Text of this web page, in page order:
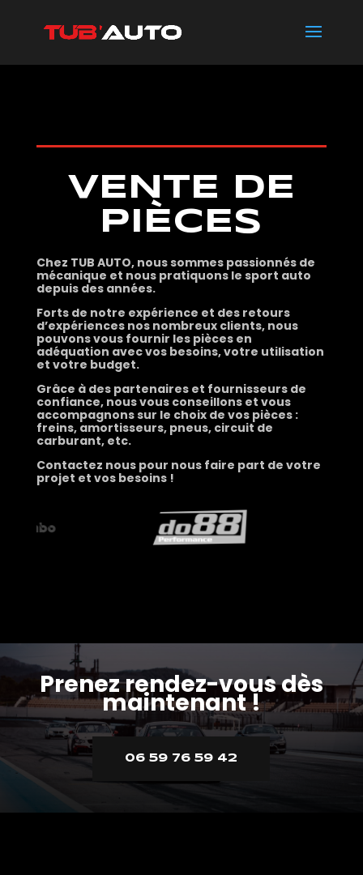
VENTE DE
PIÈCES
Chez TUB AUTO, nous sommes passionnés de
mécanique et nous pratiquons le sport auto
depuis des années.
Forts de notre expérience et des retours
d’expériences nos nombreux clients, nous
pouvons vous fournir les pièces en
adéquation avec vos besoins, votre utilisation
et votre budget.
Grâce à des partenaires et fournisseurs de
confiance, nous vous conseillons et vous
accompagnons sur le choix de vos pièces :
freins, amortisseurs, pneus, circuit de
carburant, etc.
Contactez nous pour nous faire part de votre
projet et vos besoins !
Prenez rendez-vous dès
maintenant !
06 59 76 59 42